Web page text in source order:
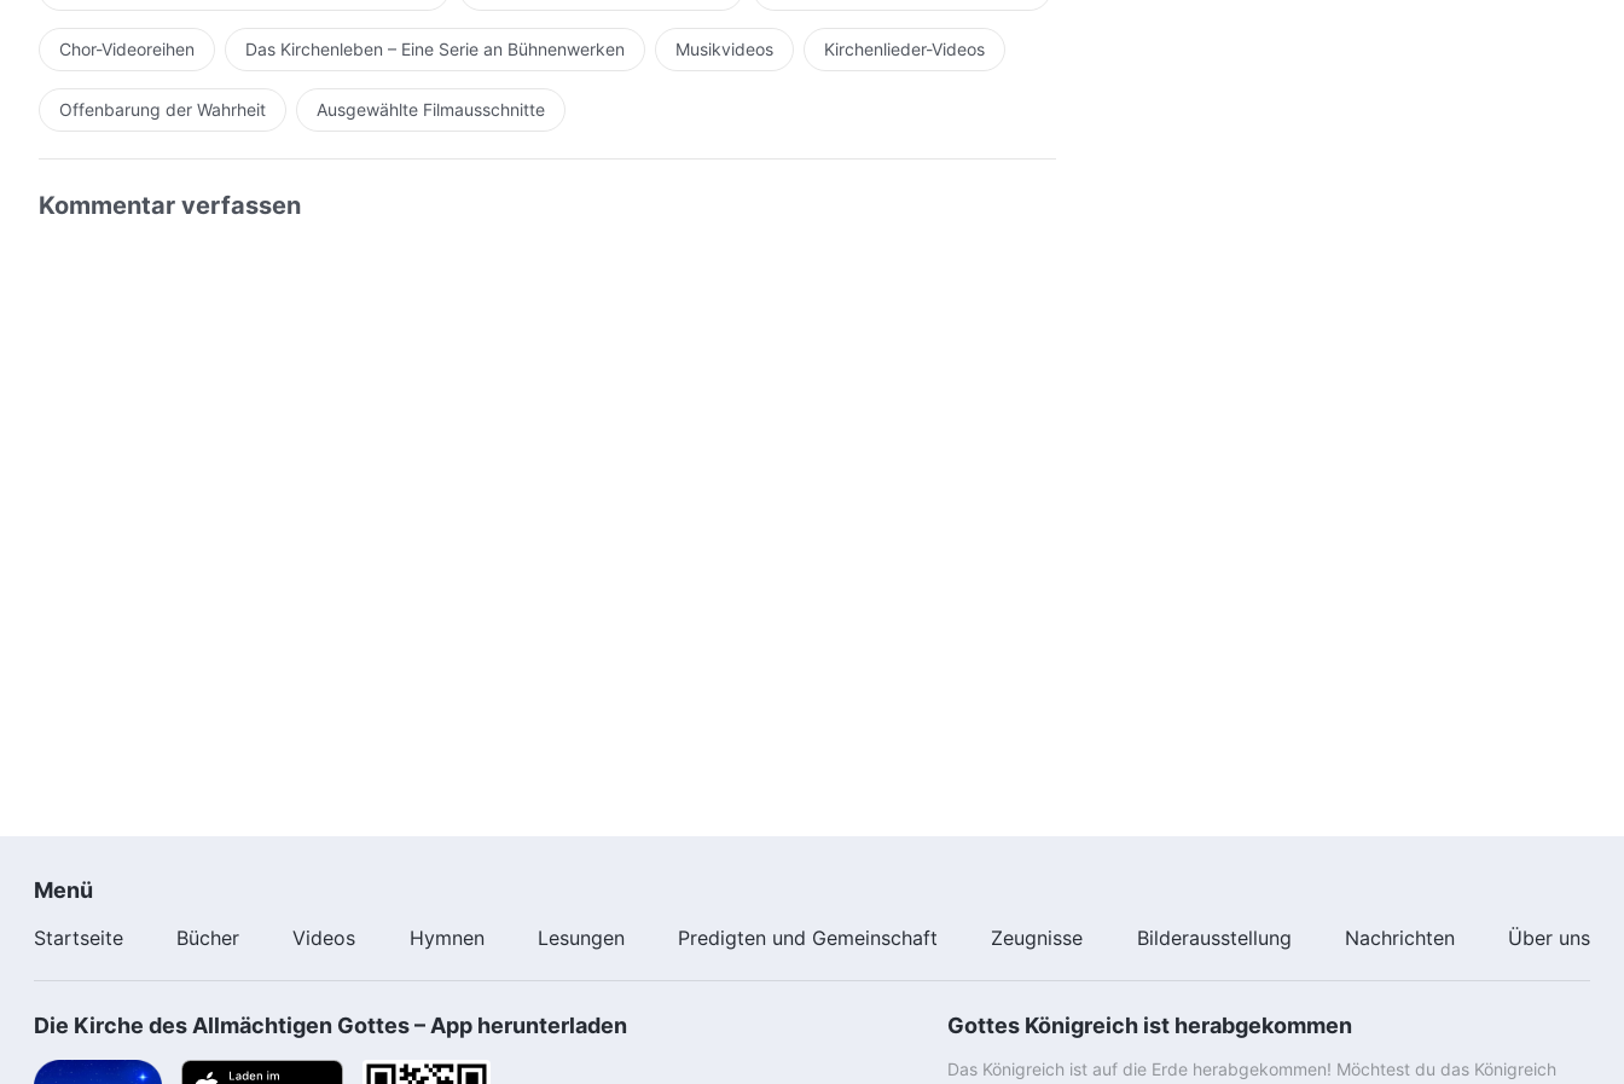
Chor-Videoreihen Das Kirchenleben – Eine Serie an Bühnenwerken Musikvideos Kirchenlieder-Videos
Offenbarung der Wahrheit Ausgewählte Filmausschnitte
Kommentar verfassen
Menü
Startseite Bücher Videos Hymnen Lesungen Predigten und Gemeinschaft Zeugnisse Bilderausstellung Nachrichten Über uns
Die Kirche des Allmächtigen Gottes – App herunterladen Gottes Königreich ist herabgekommen
Das Königreich ist auf die Erde herabgekommen! Möchtest du das Königreich